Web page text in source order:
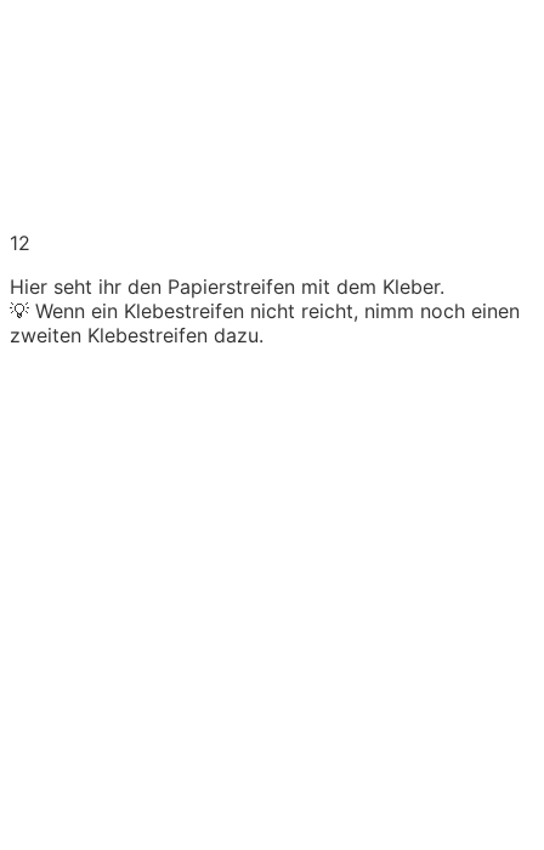
12
Hier seht ihr den Papierstreifen mit dem Kleber.
💡 Wenn ein Klebestreifen nicht reicht, nimm noch einen
zweiten Klebestreifen dazu.